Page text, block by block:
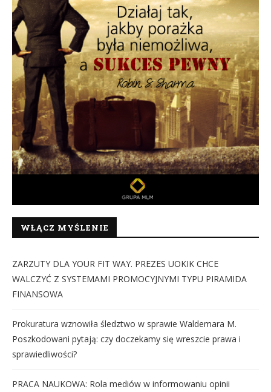
WŁĄCZ MYŚLENIE
ZARZUTY DLA YOUR FIT WAY. PREZES UOKIK CHCE
WALCZYĆ Z SYSTEMAMI PROMOCYJNYMI TYPU PIRAMIDA
FINANSOWA
Prokuratura wznowiła śledztwo w sprawie Waldemara M.
Poszkodowani pytają: czy doczekamy się wreszcie prawa i
sprawiedliwości?
PRACA NAUKOWA: Rola mediów w informowaniu opinii